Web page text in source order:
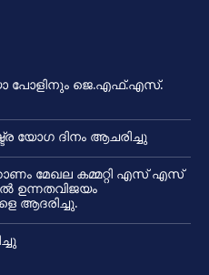
പോളിനും ജെ.എഫ്.എസ്.
യോഗ ദിനം ആചരിച്ചു
മേഖല കമ്മറ്റി എസ് എസ്
ഉന്നതവിജയം
ആദരിച്ചു.